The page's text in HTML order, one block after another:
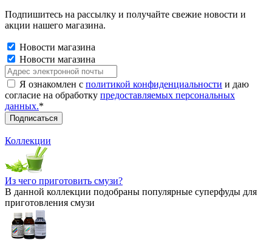
Подпишитесь на рассылку и получайте свежие новости и
акции нашего магазина.
Новости магазина
Новости магазина
Я ознакомлен с политикой конфиденциальности и даю
согласие на обработку предоставляемых персональных
данных.*
Коллекции
Из чего приготовить смузи?
В данной коллекции подобраны популярные суперфуды для
приготовления смузи